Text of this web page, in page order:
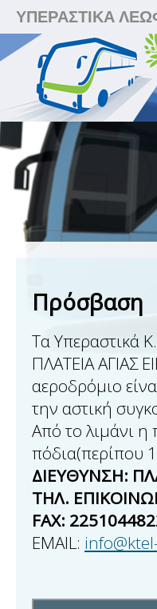
ΥΠΕΡΑΣΤΙΚΑ
Πρόσβαση
Τα Υπεραστικά
ΠΛΑΤΕΙΑ ΑΓΙΑΣ
αεροδρόμιο
την αστική
Από το λιμάνι η
πόδια(περίπου
ΔΙΕΥΘΥΝΣΗ:
ΤΗΛ.
FAX:
EMAIL: